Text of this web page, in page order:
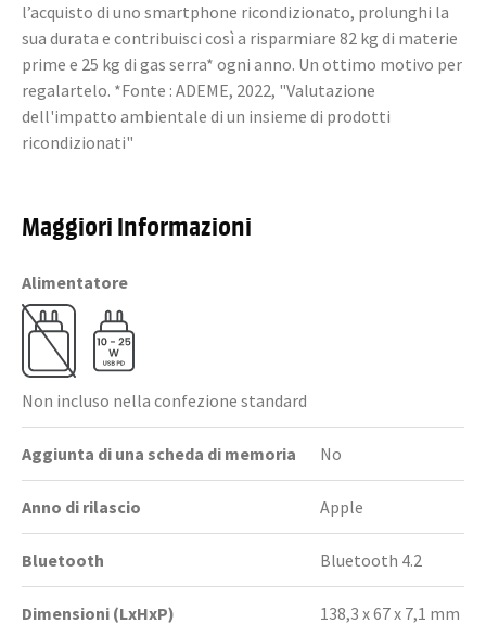
l’acquisto di uno smartphone ricondizionato, prolunghi la
sua durata e contribuisci così a risparmiare 82 kg di materie
prime e 25 kg di gas serra* ogni anno. Un ottimo motivo per
regalartelo. *Fonte : ADEME, 2022, "Valutazione
dell'impatto ambientale di un insieme di prodotti
ricondizionati"
Maggiori Informazioni
Alimentatore
Non incluso nella confezione standard
Aggiunta di una scheda di memoria No
Anno di rilascio Apple
Bluetooth Bluetooth 4.2
Dimensioni (LxHxP) 138,3 x 67 x 7,1 mm